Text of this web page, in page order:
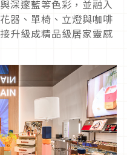
深邃藍等色彩，並融入
器、單椅、立燈與咖啡
升級成精品級居家靈感